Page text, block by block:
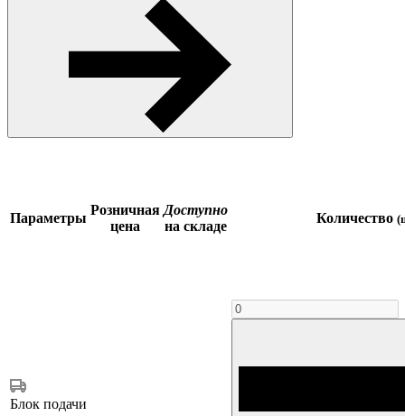
Параметры
Розничная
цена
Доступно
на складе
Количество
Блок подачи